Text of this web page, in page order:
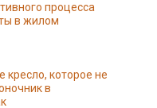
процесса
в жилом
кресло, которое не
в